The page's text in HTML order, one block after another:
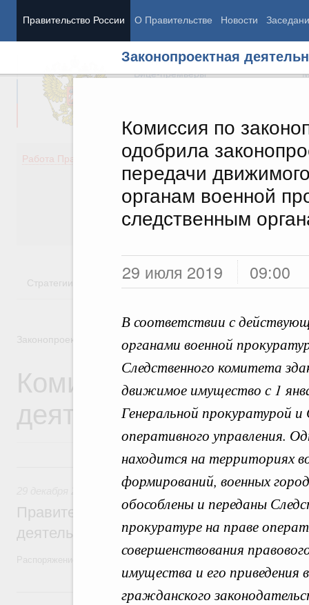
Правительство России О Правительстве Новости
Законопроектная
Комиссия по
одобрила
передачи
органам военной
следственным
29 июля 2019 09:00
В соответствии с
органами военной
Следственного комитета
движимое имущество с 1
Генеральной прокуратурой
оперативного управления.
находится на территориях
формирований, военных
обособлены и переданы
прокуратуре на праве
совершенствования
имущества и его
гражданского
Председатель Правительства
Вице-премьеры
Работа Правительства
Демография
Здоровье
Образование
Культура
Общество
Государство
Стратегии Государственные программы
Законопроектная деятельность
Комиссия
деятельности
29 декабря 2025, понедельник
Правовые вопросы работы
Правительство утвердило план
деятельности на 2026 год
Распоряжение от 19 декабря 2025 года №3886-р
23 декабря 2024, понедельник